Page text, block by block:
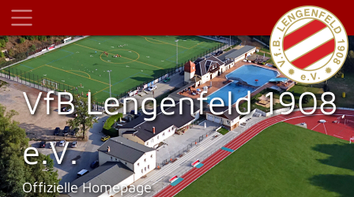
VfB Lengenfeld 1908
e.V.
Offizielle Homepage